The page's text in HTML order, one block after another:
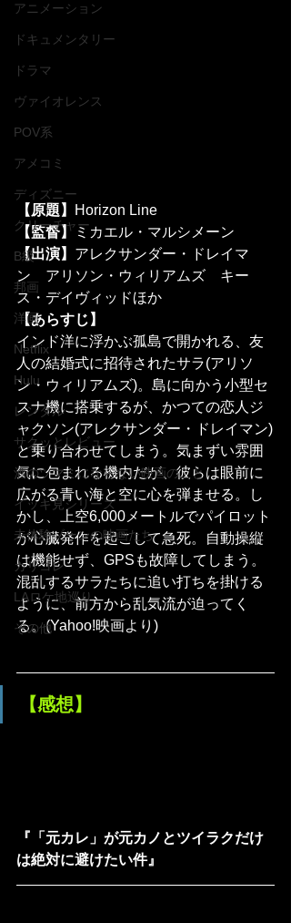
アニメーション
ドキュメンタリー
ドラマ
ヴァイオレンス
POV系
アメコミ
ディズニー
クリーチャー
B級
邦画
洋画
Netflix
Hulu
レンタル
サクッとレビュー
酒のツマミにならない映画のこと
イッキ見シリーズ
未体験ゾーンの映画たち
カリコレ
LAロケ地巡り
その他
【原題】
Horizon Line
【監督】 ミカエル・マルシメーン
【出演】 アレクサンダー・ドレイマ
ン　アリソン・ウィリアムズ　キー
ス・デイヴィッドほか
【あらすじ】
インド洋に浮かぶ孤島で開かれる、友
人の結婚式に招待されたサラ(アリソ
ン・ウィリアムズ)。島に向かう小型セ
スナ機に搭乗するが、かつての恋人ジ
ャクソン(アレクサンダー・ドレイマン)
と乗り合わせてしまう。気まずい雰囲
気に包まれる機内だが、彼らは眼前に
広がる青い海と空に心を弾ませる。し
かし、上空6,000メートルでパイロット
が心臓発作を起こして急死。自動操縦
は機能せず、GPSも故障してしまう。
混乱するサラたちに追い打ちを掛ける
ように、前方から乱気流が迫ってく
る。(Yahoo!映画より)
【感想】
『「元カレ」が元カノとツイラクだけ
は絶対に避けたい件』